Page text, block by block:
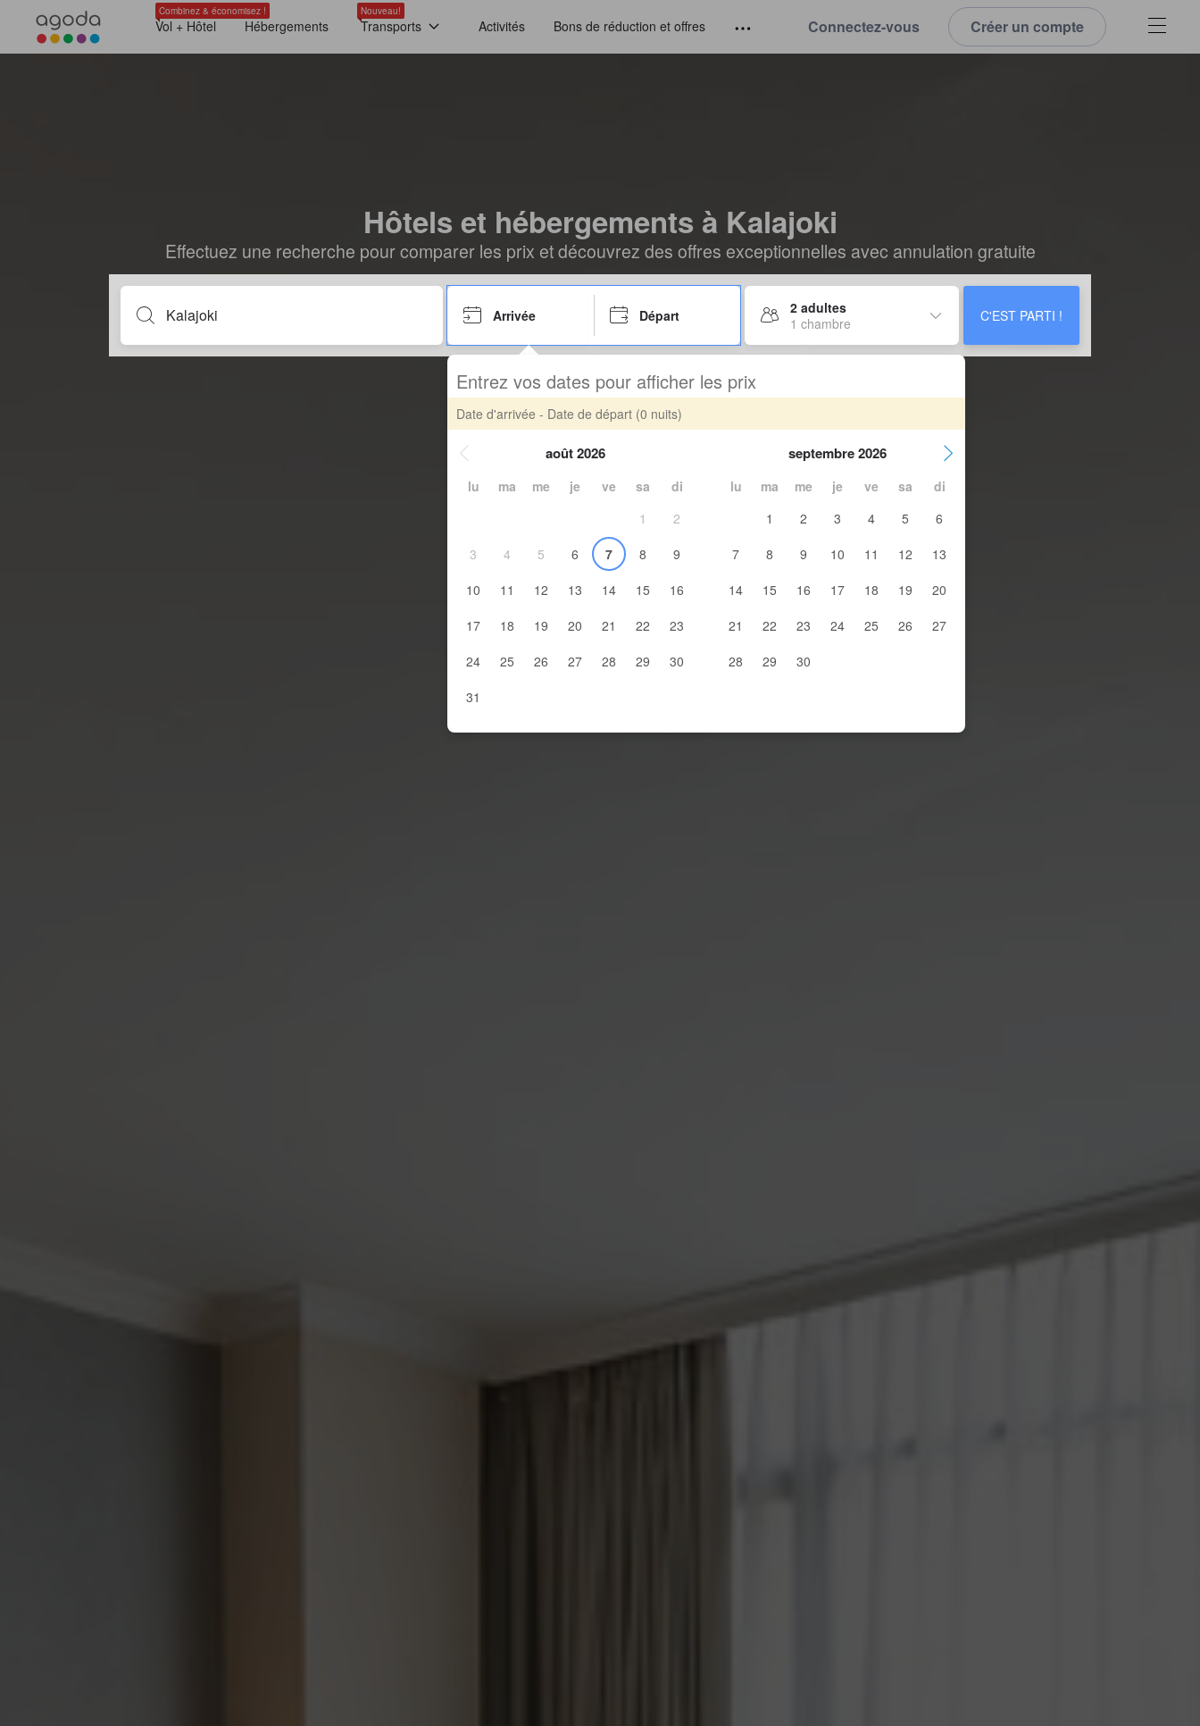
Combinez & économisez !
Vol + Hôtel Hébergements
Nouveau!
Transports Activités Bons de réduction et offres Connectez-vous Créer un compte
Hôtels et hébergements à Kalajoki
Effectuez une recherche pour comparer les prix et découvrez des offres exceptionnelles avec annulation gratuite
Arrivée Départ
2 adultes
1 chambre
C'EST PARTI !
Entrez vos dates pour afficher les prix
Date d'arrivée - Date de départ (0 nuits)
août 2026
lu ma me je ve sa
di
1
2
3
4 5 6 7 8
9
10
11 12 13 14 15
16
17
18 19 20 21 22
23
24
25 26 27 28 29
30
31
septembre 2026
lu ma me je ve sa
di
1
2 3 4 5
6
7
8 9 10 11 12
13
14
15 16 17 18 19
20
21
22 23 24 25 26
27
28
29 30